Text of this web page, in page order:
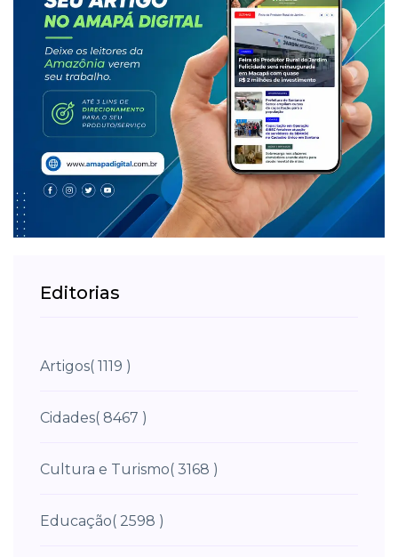
Editorias
Artigos( 1119 )
Cidades( 8467 )
Cultura e Turismo( 3168 )
Educação( 2598 )